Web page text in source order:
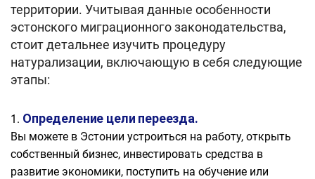
территории. Учитывая данные особенности
эстонского миграционного законодательства,
стоит детальнее изучить процедуру
натурализации, включающую в себя следующие
этапы:
Определение цели переезда.
Вы можете в Эстонии устроиться на работу, открыть
собственный бизнес, инвестировать средства в
развитие экономики, поступить на обучение или